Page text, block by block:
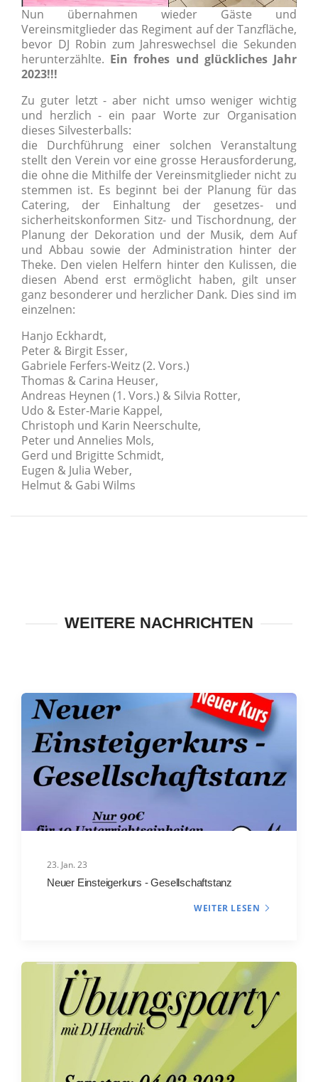
Nun übernahmen wieder Gäste und
Vereinsmitglieder das Regiment auf der Tanzfläche,
bevor DJ Robin zum Jahreswechsel die Sekunden
herunterzählte. Ein frohes und glückliches Jahr
2023!!!
Zu guter letzt - aber nicht umso weniger wichtig
und herzlich - ein paar Worte zur Organisation
dieses Silvesterballs:
die Durchführung einer solchen Veranstaltung
stellt den Verein vor eine grosse Herausforderung,
die ohne die Mithilfe der Vereinsmitglieder nicht zu
stemmen ist. Es beginnt bei der Planung für das
Catering, der Einhaltung der gesetzes- und
sicherheitskonformen Sitz- und Tischordnung, der
Planung der Dekoration und der Musik, dem Auf
und Abbau sowie der Administration hinter der
Theke. Den vielen Helfern hinter den Kulissen, die
diesen Abend erst ermöglicht haben, gilt unser
ganz besonderer und herzlicher Dank. Dies sind im
einzelnen:
Hanjo Eckhardt,
Peter & Birgit Esser,
Gabriele Ferfers-Weitz (2. Vors.)
Thomas & Carina Heuser,
Andreas Heynen (1. Vors.) & Silvia Rotter,
Udo & Ester-Marie Kappel,
Christoph und Karin Neerschulte,
Peter und Annelies Mols,
Gerd und Brigitte Schmidt,
Eugen & Julia Weber,
Helmut & Gabi Wilms
WEITERE NACHRICHTEN
23. Jan. 23
Neuer Einsteigerkurs - Gesellschaftstanz
WEITER LESEN